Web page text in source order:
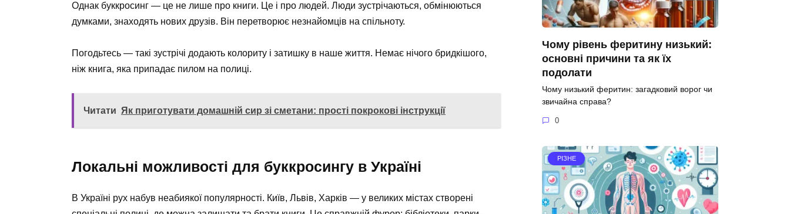
Однак буккросинг — це не лише про книги. Це і про людей. Люди зустрічаються, обмінюються
думками, знаходять нових друзів. Він перетворює незнайомців на спільноту.
Погодьтесь — такі зустрічі додають колориту і затишку в наше життя. Немає нічого бридкішого,
ніж книга, яка припадає пилом на полиці.
Читати Як приготувати домашній сир зі сметани: прості покрокові інструкції
Локальні можливості для буккросингу в Україні
В Україні рух набув неабиякої популярності. Київ, Львів, Харків — у великих містах створені
Чому рівень феритину низький:
основні причини та як їх
подолати
Чому низький феритин: загадковий ворог чи
звичайна справа?
0
РІЗНЕ